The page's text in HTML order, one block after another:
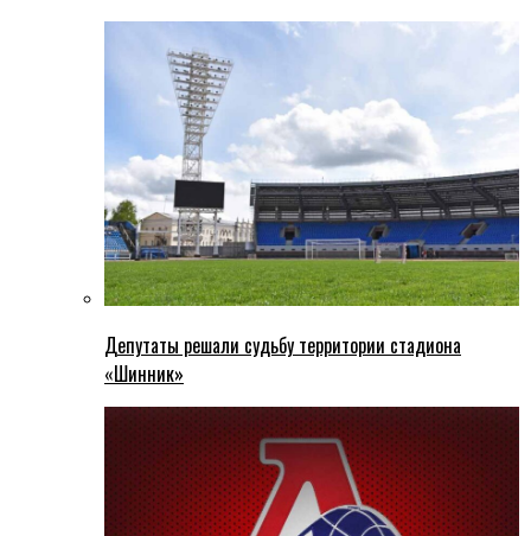
Депутаты решали судьбу территории стадиона
«Шинник»